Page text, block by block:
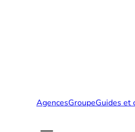
AgencesGroupeGuides et